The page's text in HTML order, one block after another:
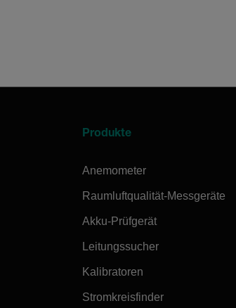
Produkte
Anemometer
Raumluftqualität-Messgeräte
Akku-Prüfgerät
Leitungssucher
Kalibratoren
Stromkreisfinder